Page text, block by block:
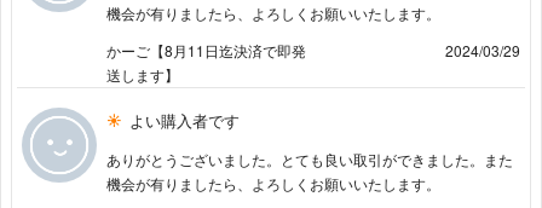
機会が有りましたら、よろしくお願いいたします。
かーご【8月11日迄決済で即発
送します】
2024/03/29
よい購入者です
ありがとうございました。とても良い取引ができました。また
機会が有りましたら、よろしくお願いいたします。